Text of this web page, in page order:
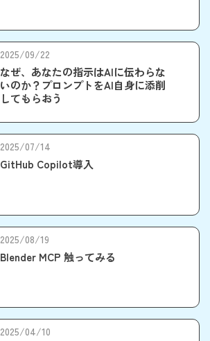
2025/09/22
なぜ、あなたの指示はAIに伝わらな
いのか？プロンプトをAI自身に添削
してもらおう
2025/07/14
GitHub Copilot導入
2025/08/19
Blender MCP 触ってみる
2025/04/10